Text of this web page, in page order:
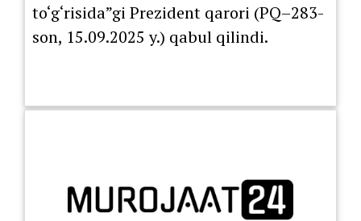
to‘g‘risida”gi Prezident qarori (PQ–283-
son, 15.09.2025 y.) qabul qilindi.